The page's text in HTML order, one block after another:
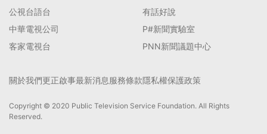
公視台語台
中華電視公司
客家電視台
有話好說
P#新聞實驗室
PNN新聞議題中心
關於我們更正啟事最新消息服務條款隱私權保護政策
Copyright © 2020 Public Television Service Foundation. All Rights
Reserved.